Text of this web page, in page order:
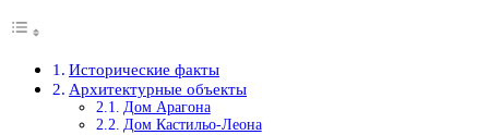
Исторические факты
Архитектурные объекты
Дом Арагона
Дом Кастильо-Леона